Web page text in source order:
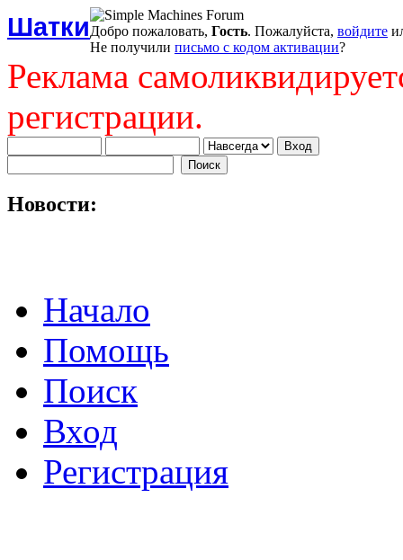
ШаткиДобро пожаловать, Гость. Пожалуйста, войдите
Не получили письмо с кодом активации?
Реклама
регистрации.
Новости:
Начало
Помощь
Поиск
Вход
Регистрация